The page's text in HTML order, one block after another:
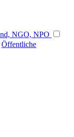
NGO, NPO
Öffentliche